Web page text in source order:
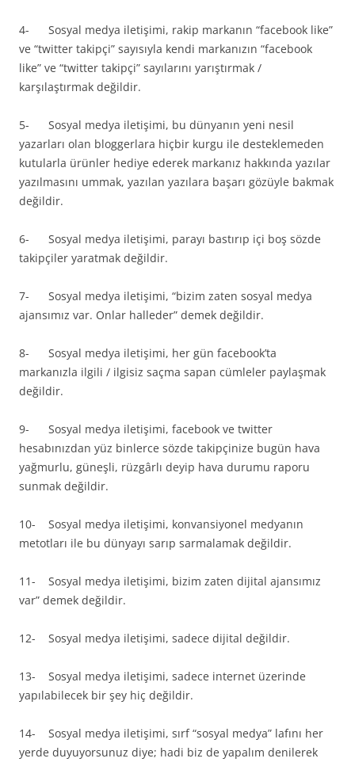
4- Sosyal medya iletişimi, rakip markanın “facebook like”
ve “twitter takipçi” sayısıyla kendi markanızın “facebook
like” ve “twitter takipçi” sayılarını yarıştırmak /
karşılaştırmak değildir.
5- Sosyal medya iletişimi, bu dünyanın yeni nesil
yazarları olan bloggerlara hiçbir kurgu ile desteklemeden
kutularla ürünler hediye ederek markanız hakkında yazılar
yazılmasını ummak, yazılan yazılara başarı gözüyle bakmak
değildir.
6- Sosyal medya iletişimi, parayı bastırıp içi boş sözde
takipçiler yaratmak değildir.
7- Sosyal medya iletişimi, “bizim zaten sosyal medya
ajansımız var. Onlar halleder” demek değildir.
8- Sosyal medya iletişimi, her gün facebook’ta
markanızla ilgili / ilgisiz saçma sapan cümleler paylaşmak
değildir.
9- Sosyal medya iletişimi, facebook ve twitter
hesabınızdan yüz binlerce sözde takipçinize bugün hava
yağmurlu, güneşli, rüzgârlı deyip hava durumu raporu
sunmak değildir.
10- Sosyal medya iletişimi, konvansiyonel medyanın
metotları ile bu dünyayı sarıp sarmalamak değildir.
11- Sosyal medya iletişimi, bizim zaten dijital ajansımız
var” demek değildir.
12- Sosyal medya iletişimi, sadece dijital değildir.
13- Sosyal medya iletişimi, sadece internet üzerinde
yapılabilecek bir şey hiç değildir.
14- Sosyal medya iletişimi, sırf “sosyal medya” lafını her
yerde duyuyorsunuz diye; hadi biz de yapalım denilerek